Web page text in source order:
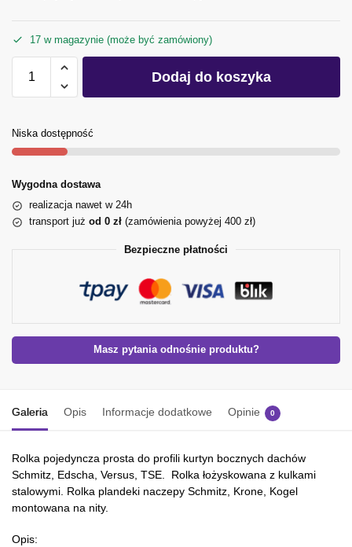
17 w magazynie (może być zamówiony)
Dodaj do koszyka
Niska dostępność
Wygodna dostawa
realizacja nawet w 24h
transport już od 0 zł (zamówienia powyżej 400 zł)
Bezpieczne płatności
Masz pytania odnośnie produktu?
Galeria Opis Informacje dodatkowe Opinie 0
Rolka pojedyncza prosta do profili kurtyn bocznych dachów
Schmitz, Edscha, Versus, TSE. Rolka łożyskowana z kulkami
stalowymi. Rolka plandeki naczepy Schmitz, Krone, Kogel
montowana na nity.
Opis: